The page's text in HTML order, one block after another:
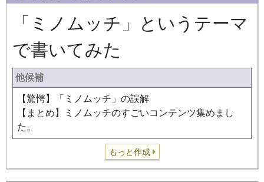
「ミノムッチ」というテーマ
で書いてみた
他候補
【驚愕】「ミノムッチ」の誤解
【まとめ】ミノムッチのすごいコンテンツ集めまし
た。
もっと作成